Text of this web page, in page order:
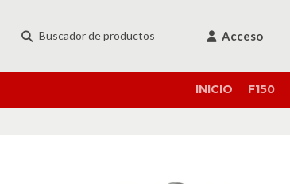
Acceso
INICIO F150